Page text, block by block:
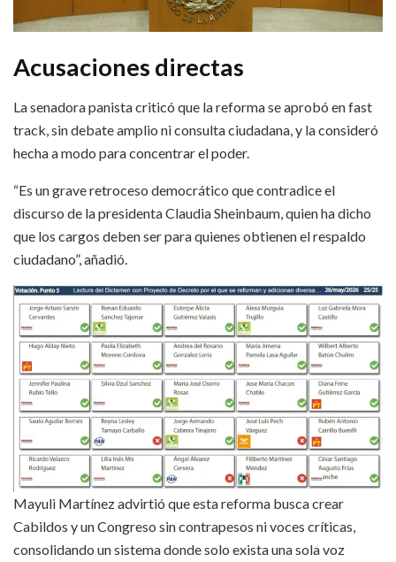
Acusaciones directas
La senadora panista criticó que la reforma se aprobó en fast
track, sin debate amplio ni consulta ciudadana, y la consideró
hecha a modo para concentrar el poder.
“Es un grave retroceso democrático que contradice el
discurso de la presidenta Claudia Sheinbaum, quien ha dicho
que los cargos deben ser para quienes obtienen el respaldo
ciudadano”, añadió.
Mayuli Martínez advirtió que esta reforma busca crear
Cabildos y un Congreso sin contrapesos ni voces críticas,
consolidando un sistema donde solo exista una sola voz